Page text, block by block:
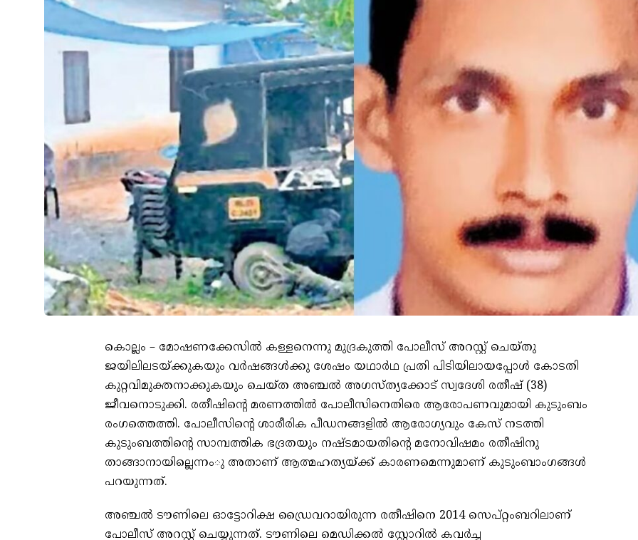
കൊല്ലം – മോഷണക്കേസില്‍ കള്ളനെന്നു മുദ്രകുത്തി പോലീസ് അറസ്റ്റ് ചെയ്തു
ജയിലിലടയ്ക്കുകയും വര്‍ഷങ്ങള്‍ക്കു ശേഷം യഥാര്‍ഥ പ്രതി പിടിയിലായപ്പോള്‍ കോടതി
കുറ്റവിമുക്തനാക്കുകയും ചെയ്ത അഞ്ചല്‍ അഗസ്ത്യക്കോട് സ്വദേശി രതീഷ് (38)
ജീവനൊടുക്കി. രതീഷിന്റെ മരണത്തില്‍ പോലീസിനെതിരെ ആരോപണവുമായി കുടുംബം
രംഗത്തെത്തി. പോലീസിന്റെ ശാരീരിക പീഡനങ്ങളില്‍ ആരോഗ്യവും കേസ് നടത്തി
കുടുംബത്തിന്റെ സാമ്പത്തിക ഭദ്രതയും നഷ്ടമായതിന്റെ മനോവിഷമം രതീഷിനു
താങ്ങാനായില്ലെന്നംു അതാണ് ആത്മഹത്യയ്ക്ക് കാരണമെന്നുമാണ് കുടുംബാംഗങ്ങള്‍
പറയുന്നത്.
അഞ്ചല്‍ ടൗണിലെ ഓട്ടോറിക്ഷ ഡ്രൈവറായിരുന്ന രതീഷിനെ 2014 സെപ്റ്റംബറിലാണ്
പോലീസ് അറസ്റ്റ് ചെയ്യുന്നത്. ടൗണിലെ മെഡിക്കല്‍ സ്റ്റോറില്‍ കവര്‍ച്ച